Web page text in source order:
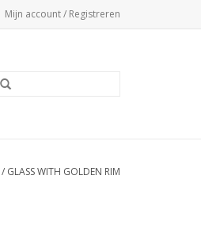
Mijn account / Registreren
/ GLASS WITH GOLDEN RIM